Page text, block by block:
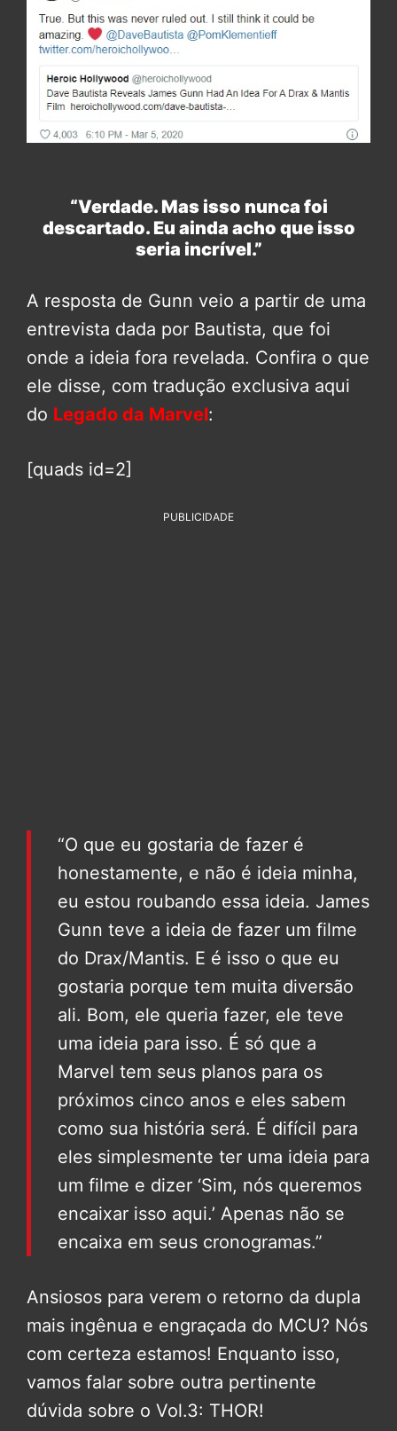
“Verdade. Mas isso nunca foi
descartado. Eu ainda acho que isso
seria incrível.”
A resposta de Gunn veio a partir de uma
entrevista dada por Bautista, que foi
onde a ideia fora revelada. Confira o que
ele disse, com tradução exclusiva aqui
do Legado da Marvel:
[quads id=2]
PUBLICIDADE
“O que eu gostaria de fazer é
honestamente, e não é ideia minha,
eu estou roubando essa ideia. James
Gunn teve a ideia de fazer um filme
do Drax/Mantis. E é isso o que eu
gostaria porque tem muita diversão
ali. Bom, ele queria fazer, ele teve
uma ideia para isso. É só que a
Marvel tem seus planos para os
próximos cinco anos e eles sabem
como sua história será. É difícil para
eles simplesmente ter uma ideia para
um filme e dizer ‘Sim, nós queremos
encaixar isso aqui.’ Apenas não se
encaixa em seus cronogramas.”
Ansiosos para verem o retorno da dupla
mais ingênua e engraçada do MCU? Nós
com certeza estamos! Enquanto isso,
vamos falar sobre outra pertinente
dúvida sobre o Vol.3: THOR!